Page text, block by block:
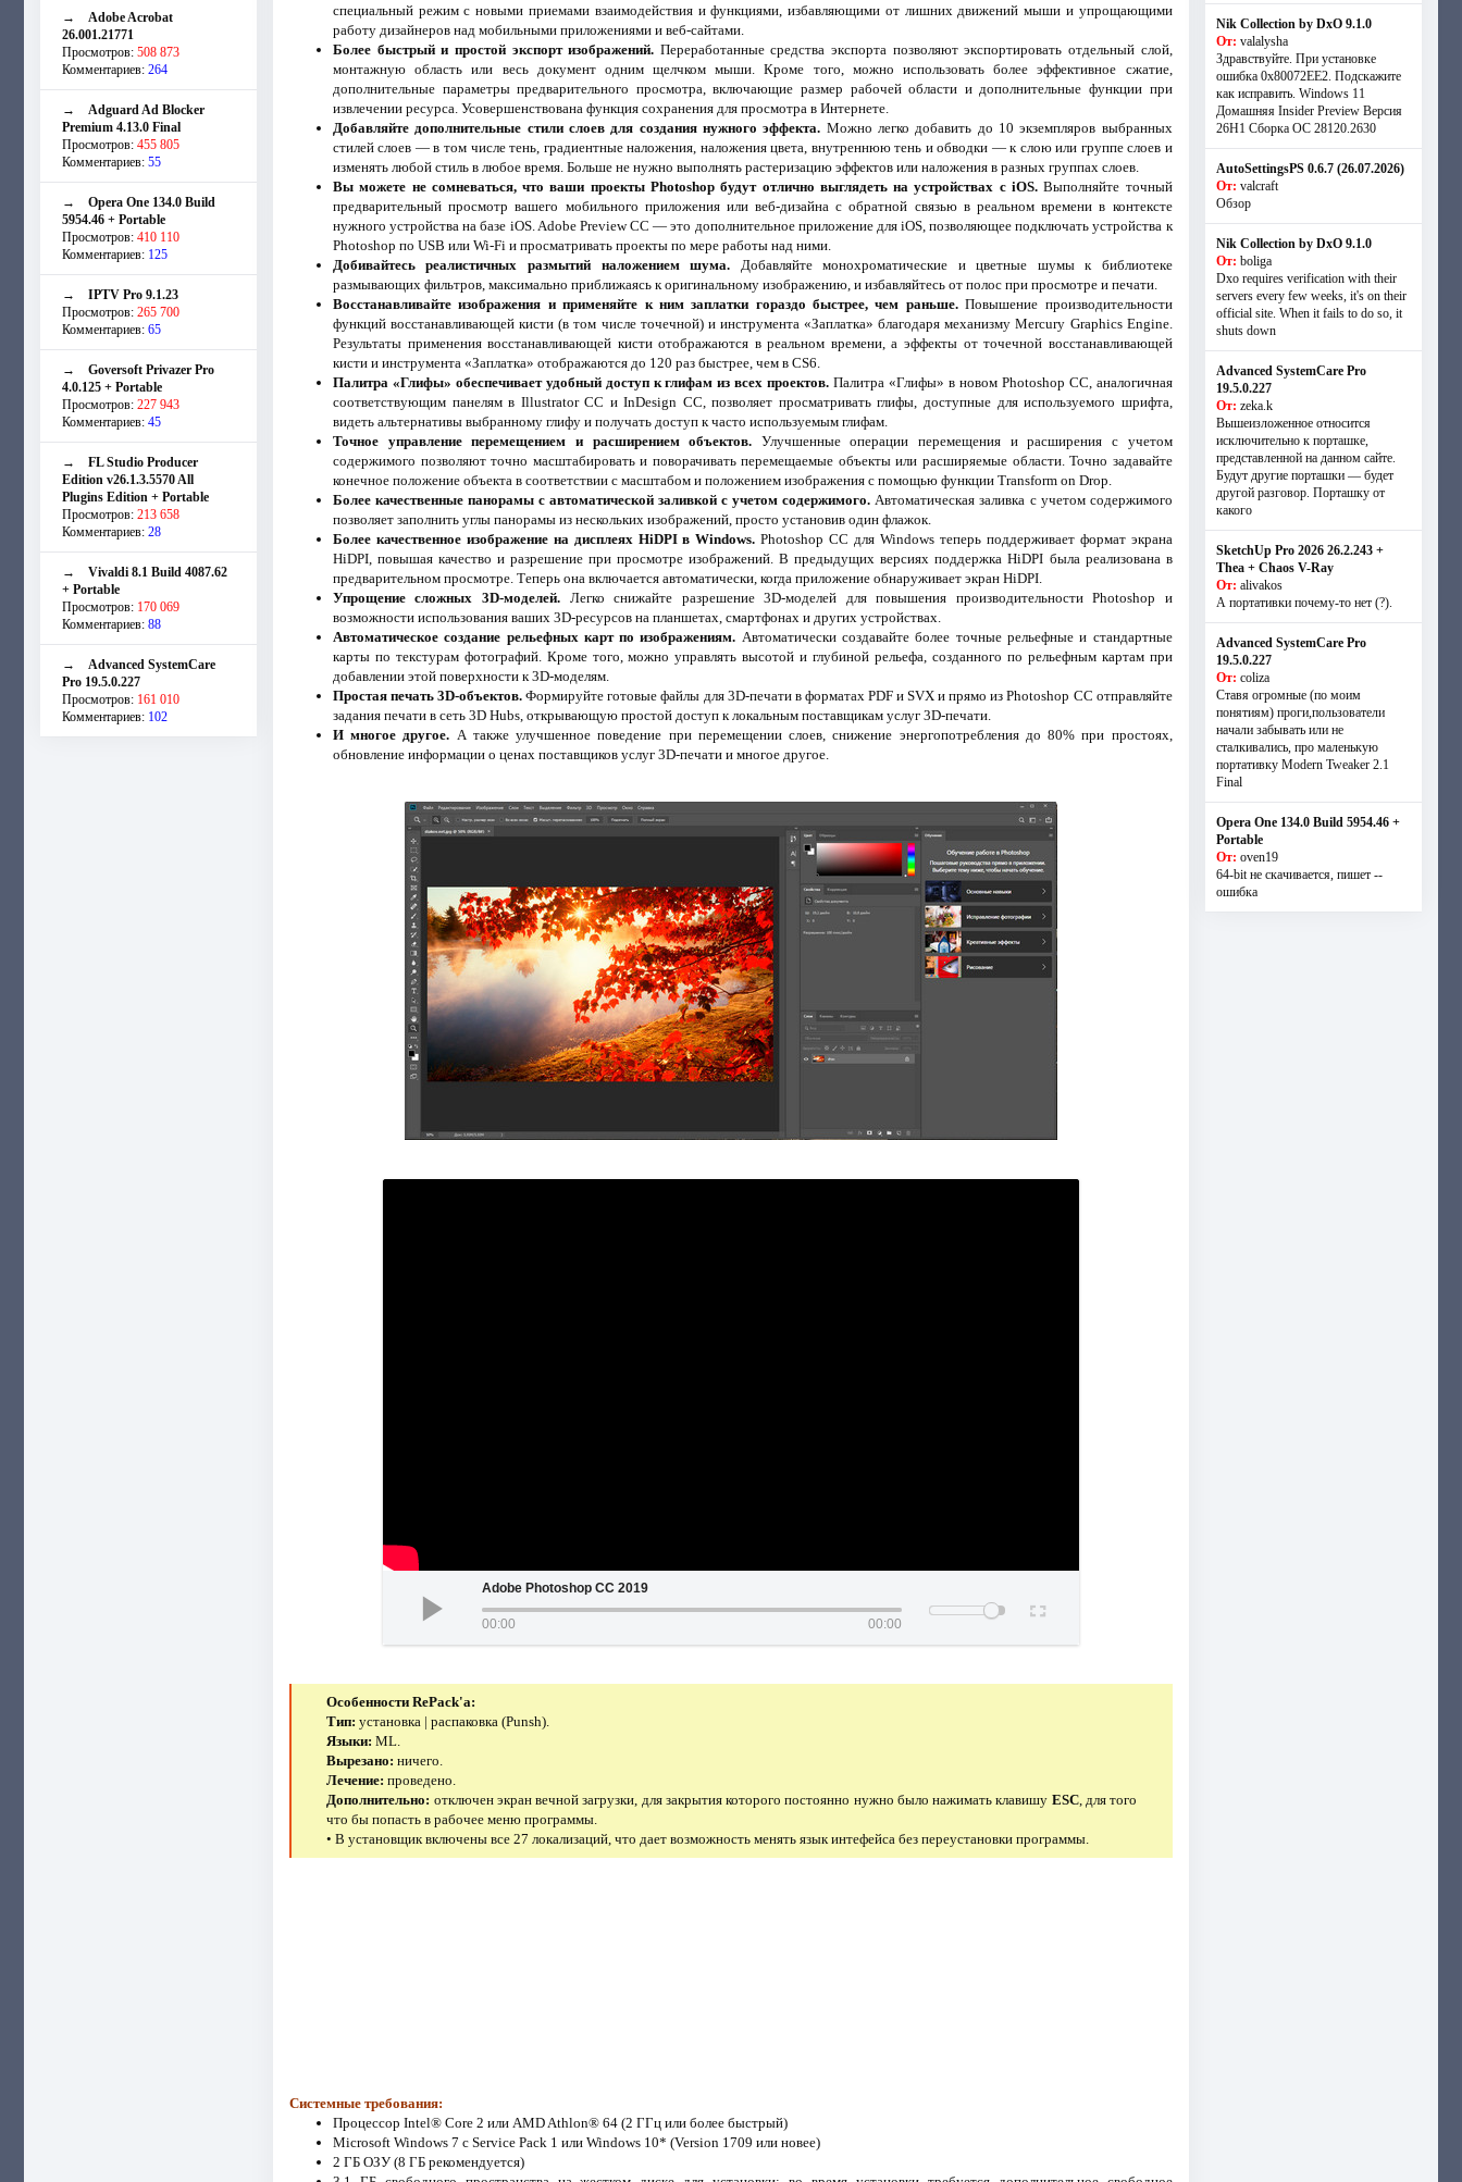
→ Adobe Acrobat
26.001.21771
Просмотров: 508 873
Комментариев: 264
→ Adguard Ad Blocker
Premium 4.13.0 Final
Просмотров: 455 805
Комментариев: 55
→ Opera One 134.0 Build
5954.46 + Portable
Просмотров: 410 110
Комментариев: 125
→ IPTV Pro 9.1.23
Просмотров: 265 700
Комментариев: 65
→ Goversoft Privazer Pro
4.0.125 + Portable
Просмотров: 227 943
Комментариев: 45
→ FL Studio Producer
Edition v26.1.3.5570 All
Plugins Edition + Portable
Просмотров: 213 658
Комментариев: 28
→ Vivaldi 8.1 Build 4087.62
+ Portable
Просмотров: 170 069
Комментариев: 88
→ Advanced SystemCare
Pro 19.5.0.227
Просмотров: 161 010
Комментариев: 102
специальный режим с новыми приемами взаимодействия и функциями, избавляющими от лишних движений мыши и упрощающими
работу дизайнеров над мобильными приложениями и веб-сайтами.
Более быстрый и простой экспорт изображений. Переработанные средства экспорта позволяют экспортировать отдельный слой,
монтажную область или весь документ одним щелчком мыши. Кроме того, можно использовать более эффективное сжатие,
дополнительные параметры предварительного просмотра, включающие размер рабочей области и дополнительные функции при
извлечении ресурса. Усовершенствована функция сохранения для просмотра в Интернете.
Добавляйте дополнительные стили слоев для создания нужного эффекта. Можно легко добавить до 10 экземпляров выбранных
стилей слоев — в том числе тень, градиентные наложения, наложения цвета, внутреннюю тень и обводки — к слою или группе слоев и
изменять любой стиль в любое время. Больше не нужно выполнять растеризацию эффектов или наложения в разных группах слоев.
Вы можете не сомневаться, что ваши проекты Photoshop будут отлично выглядеть на устройствах с iOS. Выполняйте точный
предварительный просмотр вашего мобильного приложения или веб-дизайна с обратной связью в реальном времени в контексте
нужного устройства на базе iOS. Adobe Preview CC — это дополнительное приложение для iOS, позволяющее подключать устройства к
Photoshop по USB или Wi-Fi и просматривать проекты по мере работы над ними.
Добивайтесь реалистичных размытий наложением шума. Добавляйте монохроматические и цветные шумы к библиотеке
размывающих фильтров, максимально приближаясь к оригинальному изображению, и избавляйтесь от полос при просмотре и печати.
Восстанавливайте изображения и применяйте к ним заплатки гораздо быстрее, чем раньше.Повышение производительности
функций восстанавливающей кисти (в том числе точечной) и инструмента «Заплатка» благодаря механизму Mercury Graphics Engine.
Результаты применения восстанавливающей кисти отображаются в реальном времени, а эффекты от точечной восстанавливающей
кисти и инструмента «Заплатка» отображаются до 120 раз быстрее, чем в CS6.
Палитра «Глифы» обеспечивает удобный доступ к глифам из всех проектов. Палитра «Глифы» в новом Photoshop CC, аналогичная
соответствующим панелям в Illustrator CC и InDesign CC, позволяет просматривать глифы, доступные для используемого шрифта,
видеть альтернативы выбранному глифу и получать доступ к часто используемым глифам.
Точное управление перемещением и расширением объектов. Улучшенные операции перемещения и расширения с учетом
содержимого позволяют точно масштабировать и поворачивать перемещаемые объекты или расширяемые области. Точно задавайте
конечное положение объекта в соответствии с масштабом и положением изображения с помощью функции Transform on Drop.
Более качественные панорамы с автоматической заливкой с учетом содержимого. Автоматическая заливка с учетом содержимого
позволяет заполнить углы панорамы из нескольких изображений, просто установив один флажок.
Более качественное изображение на дисплеях HiDPI в Windows. Photoshop CC для Windows теперь поддерживает формат экрана
HiDPI, повышая качество и разрешение при просмотре изображений. В предыдущих версиях поддержка HiDPI была реализована в
предварительном просмотре. Теперь она включается автоматически, когда приложение обнаруживает экран HiDPI.
Упрощение сложных 3D-моделей. Легко снижайте разрешение 3D-моделей для повышения производительности Photoshop и
возможности использования ваших 3D-ресурсов на планшетах, смартфонах и других устройствах.
Автоматическое создание рельефных карт по изображениям. Автоматически создавайте более точные рельефные и стандартные
карты по текстурам фотографий. Кроме того, можно управлять высотой и глубиной рельефа, созданного по рельефным картам при
добавлении этой поверхности к 3D-моделям.
Простая печать 3D-объектов. Формируйте готовые файлы для 3D-печати в форматах PDF и SVX и прямо из Photoshop CC отправляйте
задания печати в сеть 3D Hubs, открывающую простой доступ к локальным поставщикам услуг 3D-печати.
И многое другое. А также улучшенное поведение при перемещении слоев, снижение энергопотребления до 80% при простоях,
обновление информации о ценах поставщиков услуг 3D-печати и многое другое.
Adobe Photoshop CC 2019
00:00 00:00
Особенности RePack'a:
Тип: установка | распаковка (Punsh).
Языки: ML.
Вырезано: ничего.
Лечение: проведено.
Дополнительно: отключен экран вечной загрузки, для закрытия которого постоянно нужно было нажимать клавишу ESC, для того
что бы попасть в рабочее меню программы.
• В установщик включены все 27 локализаций, что дает возможность менять язык интефейса без переустановки программы.
Системные требования:
Процессор Intel® Core 2 или AMD Athlon® 64 (2 ГГц или более быстрый)
Microsoft Windows 7 с Service Pack 1 или Windows 10* (Version 1709 или новее)
2 ГБ ОЗУ (8 ГБ рекомендуется)
Nik Collection by DxO 9.1.0
От: valalysha
Здравствуйте. При установке
ошибка 0х80072EE2. Подскажите
как исправить. Windows 11
Домашняя Insider Preview Версия
26H1 Сборка ОС 28120.2630
AutoSettingsPS 0.6.7 (26.07.2026)
От: valcraft
Обзор
Nik Collection by DxO 9.1.0
От: boliga
Dxo requires verification with their
servers every few weeks, it's on their
official site. When it fails to do so, it
shuts down
Advanced SystemCare Pro
19.5.0.227
От: zeka.k
Вышеизложенное относится
исключительно к порташке,
представленной на данном сайте.
Будут другие порташки — будет
другой разговор. Порташку от
какого
SketchUp Pro 2026 26.2.243 +
Thea + Chaos V-Ray
От: alivakos
А портативки почему-то нет (?).
Advanced SystemCare Pro
19.5.0.227
От: coliza
Ставя огромные (по моим
понятиям) проги,пользователи
начали забывать или не
сталкивались, про маленькую
портативку Modern Tweaker 2.1
Final
Opera One 134.0 Build 5954.46 +
Portable
От: oven19
64-bit не скачивается, пишет --
ошибка